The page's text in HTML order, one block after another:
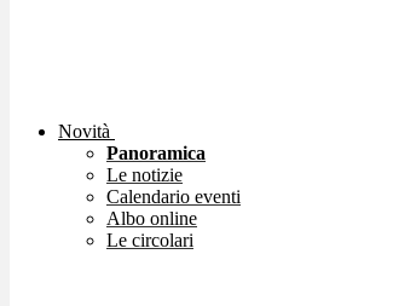
Novità
Panoramica
Le notizie
Calendario eventi
Albo online
Le circolari